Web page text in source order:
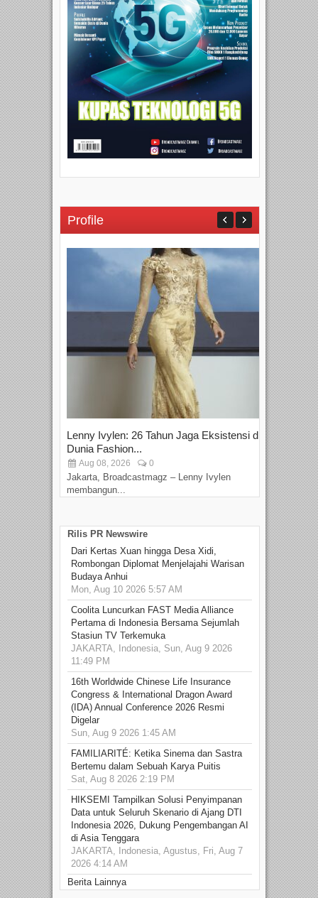
Profile
Lenny Ivylen: 26 Tahun Jaga Eksistensi di
Dunia Fashion...
Aug 08, 2026 0
Jakarta, Broadcastmagz – Lenny Ivylen
membangun...
Rilis PR Newswire
Dari Kertas Xuan hingga Desa Xidi,
Rombongan Diplomat Menjelajahi Warisan
Budaya Anhui
Mon, Aug 10 2026 5:57 AM
Coolita Luncurkan FAST Media Alliance
Pertama di Indonesia Bersama Sejumlah
Stasiun TV Terkemuka
JAKARTA, Indonesia, Sun, Aug 9 2026
11:49 PM
16th Worldwide Chinese Life Insurance
Congress & International Dragon Award
(IDA) Annual Conference 2026 Resmi
Digelar
Sun, Aug 9 2026 1:45 AM
FAMILIARITÉ: Ketika Sinema dan Sastra
Bertemu dalam Sebuah Karya Puitis
Sat, Aug 8 2026 2:19 PM
HIKSEMI Tampilkan Solusi Penyimpanan
Data untuk Seluruh Skenario di Ajang DTI
Indonesia 2026, Dukung Pengembangan AI
di Asia Tenggara
JAKARTA, Indonesia, Agustus, Fri, Aug 7
2026 4:14 AM
Berita Lainnya